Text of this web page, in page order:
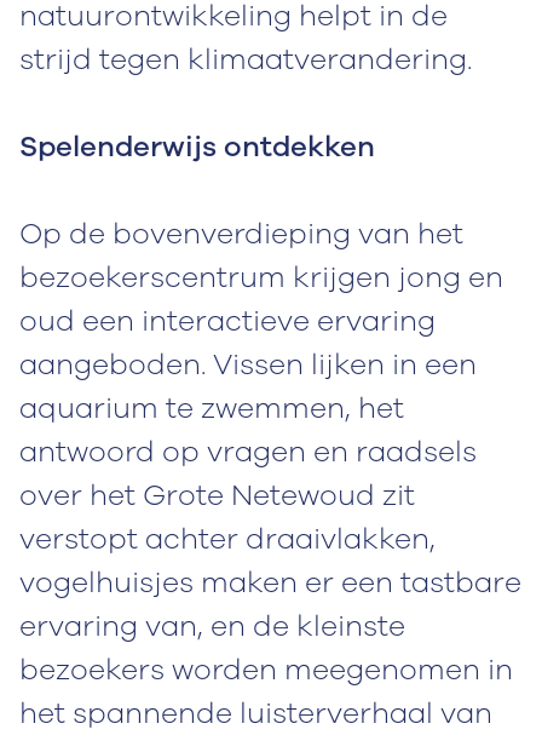
natuurontwikkeling helpt in de
strijd tegen klimaatverandering.
Spelenderwijs ontdekken
Op de bovenverdieping van het
bezoekerscentrum krijgen jong en
oud een interactieve ervaring
aangeboden. Vissen lijken in een
aquarium te zwemmen, het
antwoord op vragen en raadsels
over het Grote Netewoud zit
verstopt achter draaivlakken,
vogelhuisjes maken er een tastbare
ervaring van, en de kleinste
bezoekers worden meegenomen in
het spannende luisterverhaal van